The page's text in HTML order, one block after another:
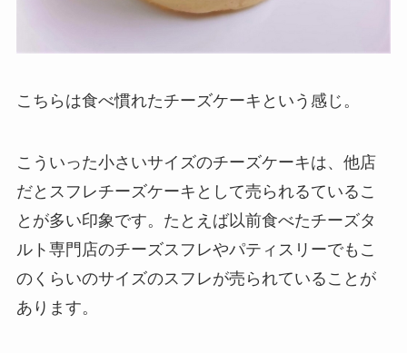
こちらは食べ慣れたチーズケーキという感じ。
こういった小さいサイズのチーズケーキは、他店
だとスフレチーズケーキとして売られるているこ
とが多い印象です。たとえば以前食べたチーズタ
ルト専門店のチーズスフレやパティスリーでもこ
のくらいのサイズのスフレが売られていることが
あります。